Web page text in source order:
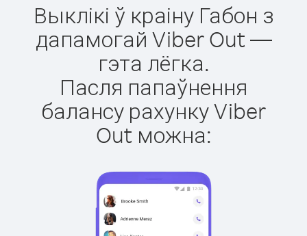
Выклікі ў краіну Габон з
дапамогай Viber Out —
гэта лёгка.
Пасля папаўнення
балансу рахунку Viber
Out можна: